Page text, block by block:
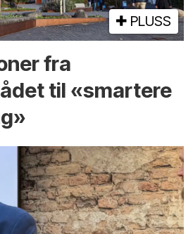
PLUSS
fra
til «smartere